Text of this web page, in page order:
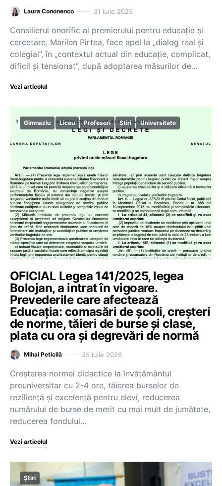
Laura Cononenco 31 iulie 2025
Consilierul onorific al premierului pentru educație și
cercetare, Marilen Pirtea, face apel la „dialog real și
colegial”, în „contextul actual din educație, complicat,
dificil și tensionat”, după adoptarea măsurilor de…
Vezi articolul
Gimnaziu Liceu Profesori Știri Universitate
OFICIAL Legea 141/2025, legea
Bolojan, a intrat în vigoare.
Prevederile care afectează
Educația: comasări de școli, creșteri
de norme, tăieri de burse și clase,
plata cu ora și degrevări de normă
Mihai Peticilă 25 iulie 2025
Creșterea normei didactice la învățământul
preuniversitar cu 2-4 ore, tăierea burselor de
reziliență și excelență pentru elevi, reducerea
numărului de burse de merit cu mai mult de jumătate,
reducerea fondului…
Vezi articolul
Știri